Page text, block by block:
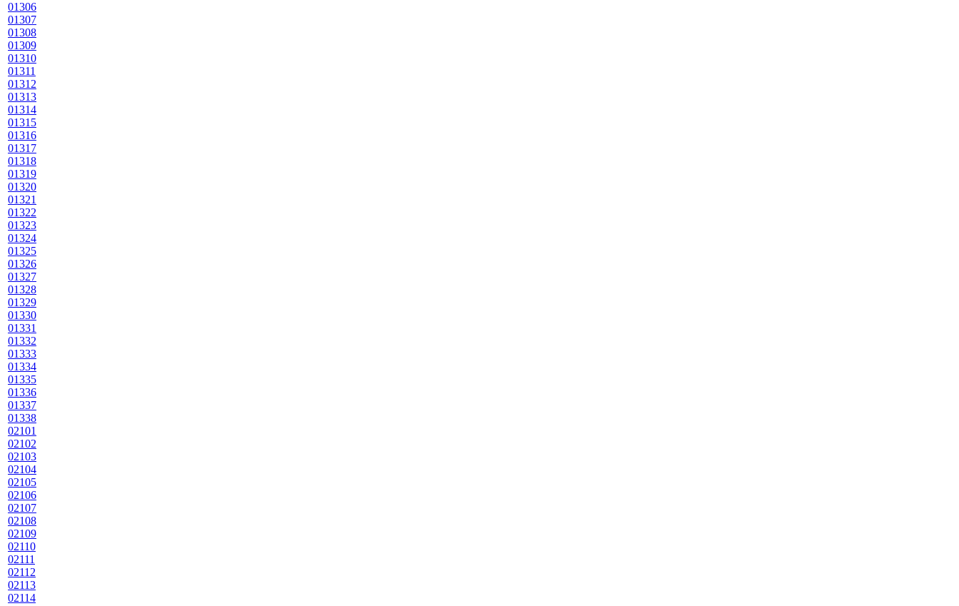
01306
01307
01308
01309
01310
01311
01312
01313
01314
01315
01316
01317
01318
01319
01320
01321
01322
01323
01324
01325
01326
01327
01328
01329
01330
01331
01332
01333
01334
01335
01336
01337
01338
02101
02102
02103
02104
02105
02106
02107
02108
02109
02110
02111
02112
02113
02114